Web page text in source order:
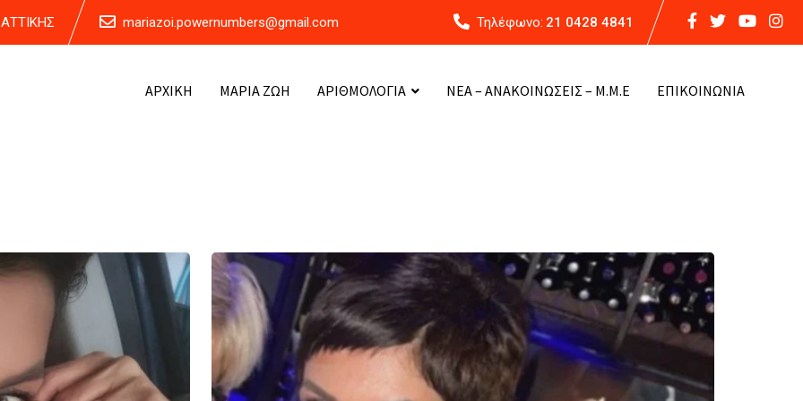
mariazoi.powernumbers@gmail.com Τηλέφωνο: 21 0428 4841
ΑΡΧΙΚΗ ΜΑΡΙΑ ΖΩΗ ΑΡΙΘΜΟΛΟΓΙΑ ΝΕΑ – ΑΝΑΚΟΙΝΩΣΕΙΣ – Μ.Μ.Ε ΕΠΙΚΟΙΝΩΝΙΑ